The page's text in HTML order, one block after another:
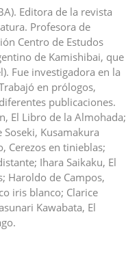
Editora de la revista
Profesora de
Centro de Estudos
de Kamishibai, que
Fue investigadora en la
en prólogos,
publicaciones.
El Libro de la Almohada;
Kusamakura
Cerezos en tinieblas;
Ihara Saikaku, El
Haroldo de Campos,
iris blanco; Clarice
Kawabata, El